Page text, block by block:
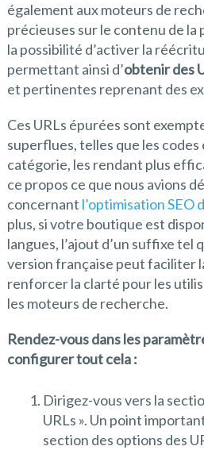
également aux moteurs de
précieuses sur le contenu de la
la possibilité d’activer la
permettant ainsi d’obtenir des
et pertinentes reprenant des
Ces URLs épurées sont
superflues, telles que les codes
catégorie, les rendant plus
ce propos ce que nous avions
concernant l’optimisation SEO
plus, si votre boutique est
langues, l’ajout d’un suffixe tel
version française peut faciliter
renforcer la clarté pour les
les moteurs de recherche.
Rendez-vous dans les
configurer tout cela :
Dirigez-vous vers la
URLs ». Un point
section des options des